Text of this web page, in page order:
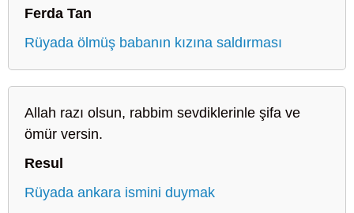
Ferda Tan
Rüyada ölmüş babanın kızına saldırması
Allah razı olsun, rabbim sevdiklerinle şifa ve
ömür versin.
Resul
Rüyada ankara ismini duymak